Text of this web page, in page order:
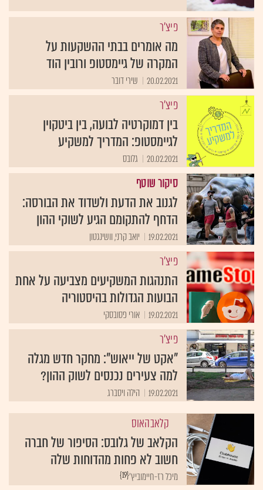
פיצ'ר
מה אומרים בבתי ההשקעות על
המקרה של גיימסטופ ורובין הוד
20.02.2021 שירי דובר
פיצ'ר
בין דמוקרטיה לבועה, בין ביטקוין
לגיימסטופ: המדריך למשקיע
20.02.2021 גלובס
סיקור שוטף
לגנוב את הדעת ולשדוד את הבורסה:
הדחף להתקומם הגיע לשוקי ההון
19.02.2021 יואב קרני, וושינגטון
פיצ'ר
התנהגות המשקיעים מצביעה על אחת
הבועות הגדולות בהיסטוריה
19.02.2021 אורי פסובסקי
פיצ'ר
"אקט של ייאוש": מחקר חדש מגלה
למה צעירים נכנסים לשוק ההון?
19.02.2021 הילה ויסברג
קלאבהאוס
הקלאב של גלובס: הסיפור של חברה
חשוב לא פחות מהדוחות שלה
{19}מיכל רז-חיימוביץ'